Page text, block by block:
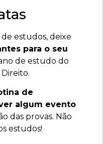
estudos, deixe
para o seu
de estudo do
de
algum evento
das provas. Não
estudos!